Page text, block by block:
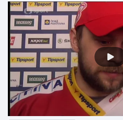
Golf
Gymnastika
Házená
Jezdectví
Judo